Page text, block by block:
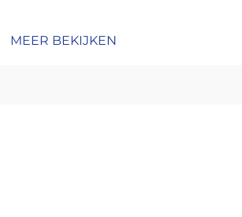
MEER BEKIJKEN